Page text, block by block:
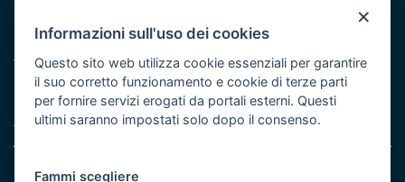
Protezione civile
Vai al sito di Protezione Civile Puglia
Iniziativa finanziata con risorse del POR Puglia 2014/2020 -
Asse XI
Note legali
×
Informazioni sull'uso dei cookies
Questo sito web utilizza cookie essenziali per garantire
il suo corretto funzionamento e cookie di terze parti
per fornire servizi erogati da portali esterni. Questi
ultimi saranno impostati solo dopo il consenso.
Fammi scegliere